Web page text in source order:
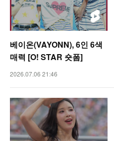
베이온(VAYONN), 6인 6색
매력 [O! STAR 숏폼]
2026.07.06 21:46